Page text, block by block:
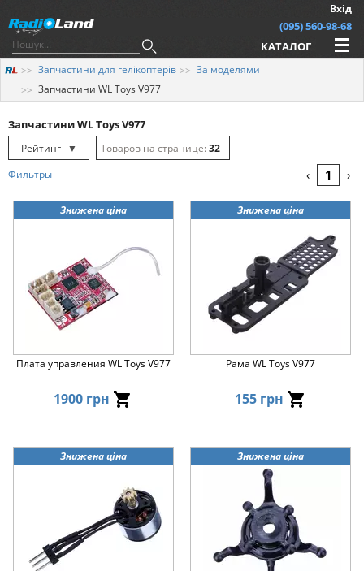
Вхід
(095) 560-98-68
КАТАЛОГ
Запчастини для гелікоптерів
За моделями
Запчастини WL Toys V977
Запчастини WL Toys V977
Рейтинг
▼
Рейтинг
Дата ▼
Ціна ▼
32
Фильтры ‹ 1 ›
Знижена ціна
Плата управления WL Toys V977
1900 грн
Знижена ціна
Рама WL Toys V977
155 грн
Знижена ціна Знижена ціна